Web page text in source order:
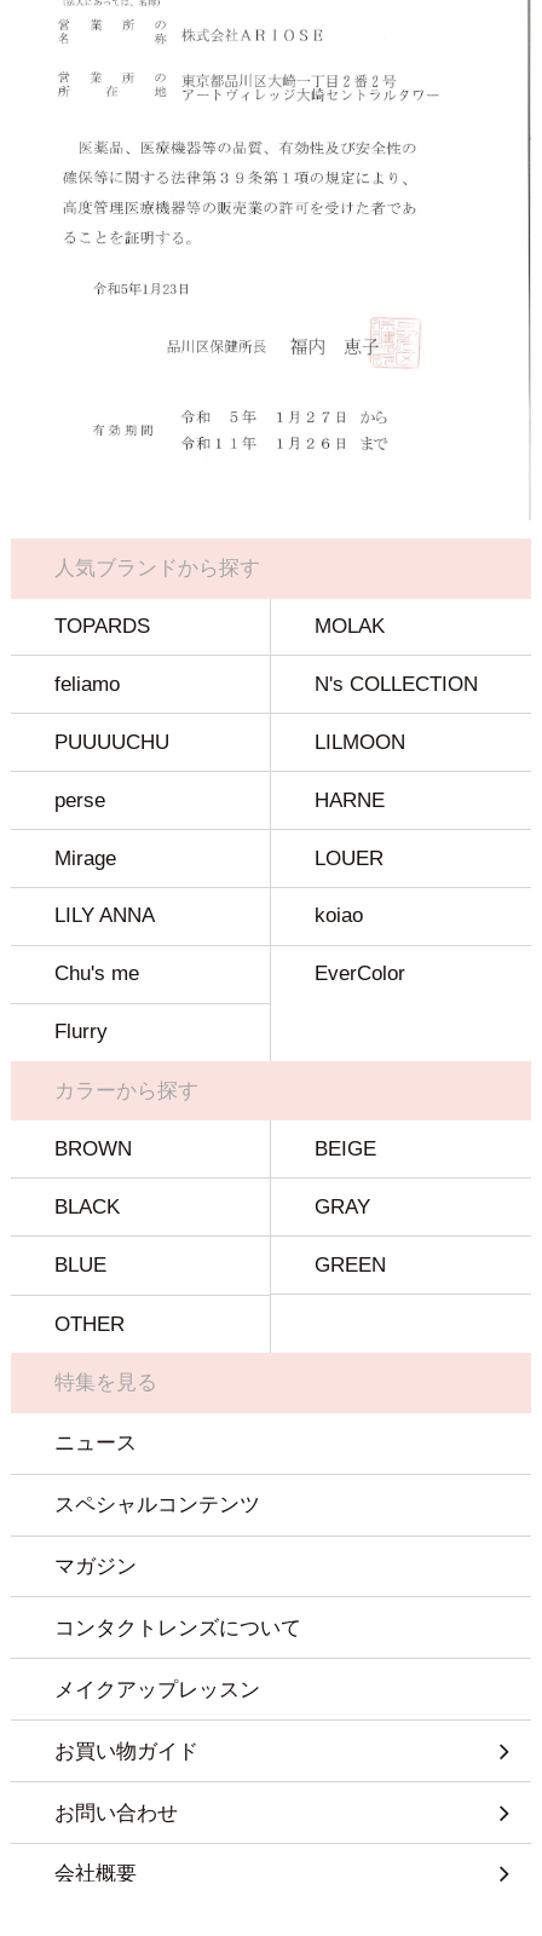
人気ブランドから探す
TOPARDS MOLAK
feliamo N's COLLECTION
PUUUUCHU LILMOON
perse HARNE
Mirage LOUER
LILY ANNA koiao
Chu's me EverColor
Flurry
カラーから探す
BROWN BEIGE
BLACK GRAY
BLUE GREEN
OTHER
特集を見る
ニュース
スペシャルコンテンツ
マガジン
コンタクトレンズについて
メイクアップレッスン
お買い物ガイド
お問い合わせ
会社概要